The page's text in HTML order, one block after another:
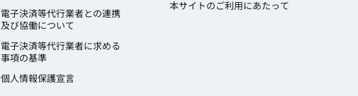
電子決済等代行業者との連携
及び協働について
電子決済等代行業者に求める
事項の基準
個人情報保護宣言
本サイトのご利用にあたって